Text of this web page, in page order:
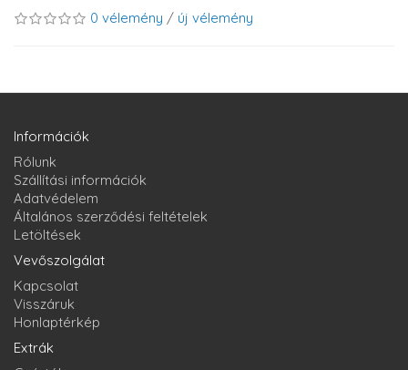
0 vélemény / új vélemény
Információk
Rólunk
Szállítási információk
Adatvédelem
Általános szerződési feltételek
Letöltések
Vevőszolgálat
Kapcsolat
Visszáruk
Honlaptérkép
Extrák